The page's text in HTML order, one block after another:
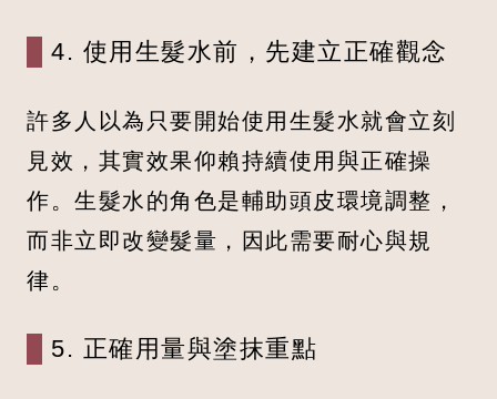
4. 使用生髮水前，先建立正確觀念
許多人以為只要開始使用生髮水就會立刻
見效，其實效果仰賴持續使用與正確操
作。生髮水的角色是輔助頭皮環境調整，
而非立即改變髮量，因此需要耐心與規
律。
5. 正確用量與塗抹重點